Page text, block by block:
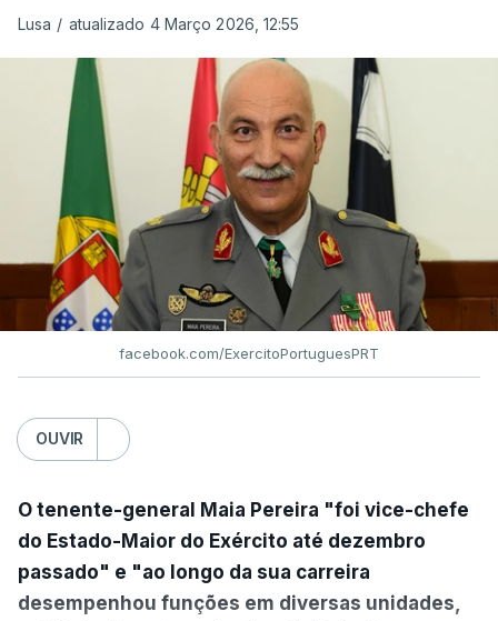
Lusa / atualizado 4 Março 2026, 12:55
facebook.com/ExercitoPortuguesPRT
OUVIR
O tenente-general Maia Pereira "foi vice-chefe
do Estado-Maior do Exército até dezembro
passado" e "ao longo da sua carreira
desempenhou funções em diversas unidades,